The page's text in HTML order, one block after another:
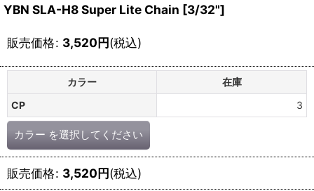
YBN SLA-H8 Super Lite Chain [3/32"]
販売価格: 3,520円(税込)
カラー
在庫
CP
3
カラー を選択してください
販売価格: 3,520円(税込)